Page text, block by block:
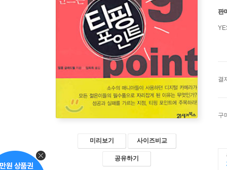
미리보기 사이즈비교
공유하기
판
결
구